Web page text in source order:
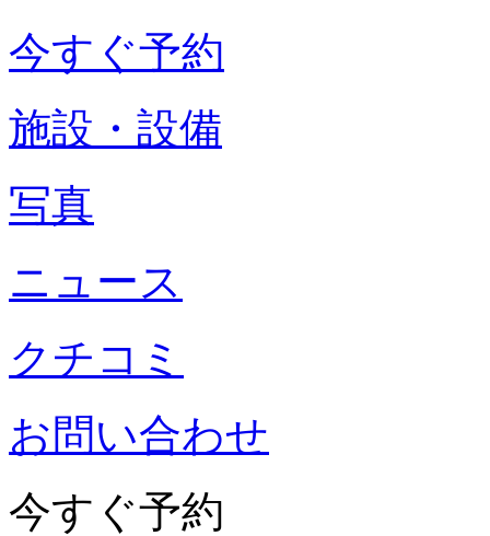
今すぐ予約
施設・設備
写真
ニュース
クチコミ
お問い合わせ
今すぐ予約